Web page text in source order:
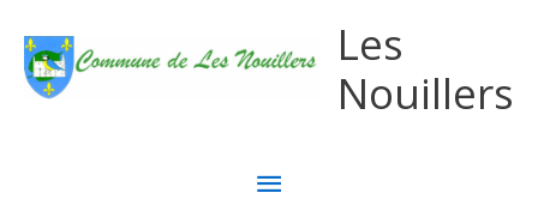
Les
Nouillers
MENU